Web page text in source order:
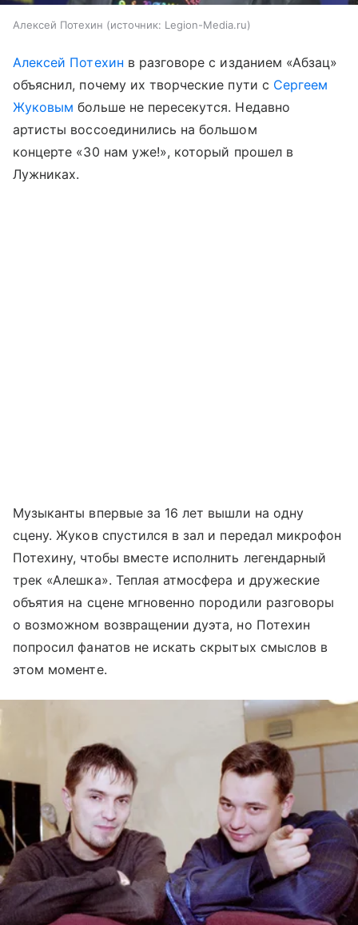
Алексей Потехин источник: Legion-Media.ru
Алексей Потехин в разговоре с изданием «Абзац»
объяснил, почему их творческие пути с Сергеем
Жуковым больше не пересекутся. Недавно
артисты воссоединились на большом
концерте «30 нам уже!», который прошел в
Лужниках.
Музыканты впервые за 16 лет вышли на одну
сцену. Жуков спустился в зал и передал микрофон
Потехину, чтобы вместе исполнить легендарный
трек «Алешка». Теплая атмосфера и дружеские
объятия на сцене мгновенно породили разговоры
о возможном возвращении дуэта, но Потехин
попросил фанатов не искать скрытых смыслов в
этом моменте.